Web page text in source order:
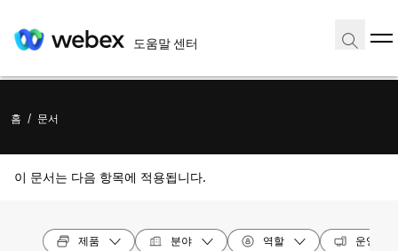
도움말 센터
홈 / 문서
이 문서는 다음 항목에 적용됩니다.
제품 분야 역할 운영 체